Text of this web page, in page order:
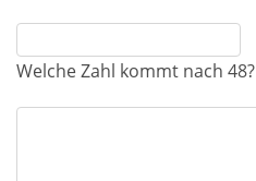
Welche Zahl kommt nach 48?